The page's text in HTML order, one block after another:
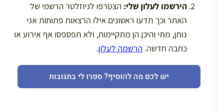
הירשמו לעלון שלי: הצטרפו לניוזלטר הרשמי של
האתר וכך תדעו ראשונים אילו הרצאות פתוחות אני
נותן, מתי והיכן הן מתקיימות, ולא תפספסו אף אירוע או
כתבה חדשה. הרשמה לעלון.
יש לכם מה להוסיף? ספרו לי בתגובות